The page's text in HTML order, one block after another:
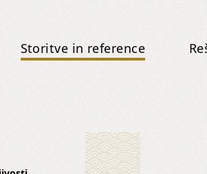
Storitve in reference